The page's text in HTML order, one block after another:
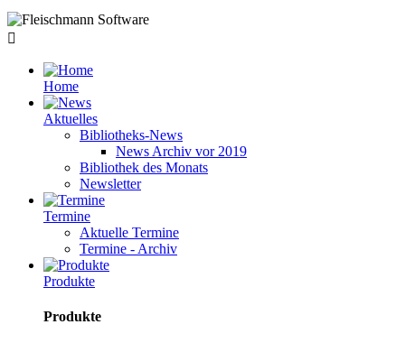
Home
Aktuelles
Bibliotheks-News
News Archiv vor 2019
Bibliothek des Monats
Newsletter
Termine
Aktuelle Termine
Termine - Archiv
Produkte
Produkte